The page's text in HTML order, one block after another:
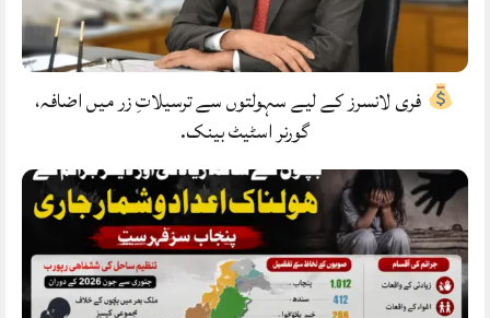
فری لانسرز کے لیے سہولتوں سے ترسیلاتِ زر میں اضافہ،
گورنر اسٹیٹ بینک.